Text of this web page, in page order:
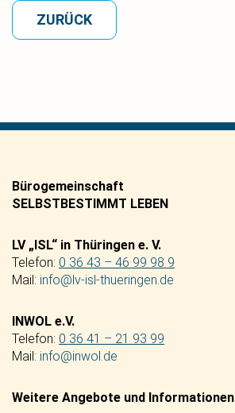
ZURÜCK
Bürogemeinschaft
SELBSTBESTIMMT LEBEN
LV „ISL“ in Thüringen e. V.
Telefon: 0 36 43 – 46 99 98 9
Mail: info@lv-isl-thueringen.de
INWOL e.V.
Telefon: 0 36 41 – 21 93 99
Mail: info@inwol.de
Weitere Angebote und Informationen